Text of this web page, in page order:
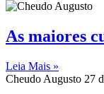
As maiores
Leia Mais »
Cheudo Augusto 27